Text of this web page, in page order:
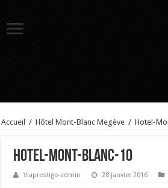
Accueil / Hôtel Mont-Blanc Megève / Hotel-
Hotel-Mont-Blanc-10
Viaprestige-admin 28 janvier 2016